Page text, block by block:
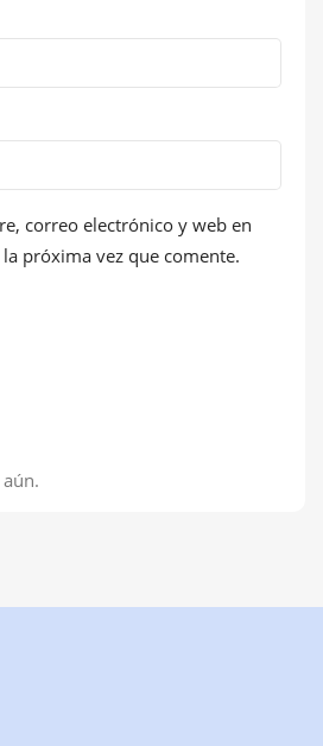
correo electrónico y web en
próxima vez que comente.